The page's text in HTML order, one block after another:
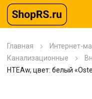
Главная
Интернет-
Канализационные
HTEAw, цвет: белый